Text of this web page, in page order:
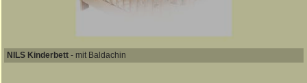
NILS Kinderbett- mit Baldachin